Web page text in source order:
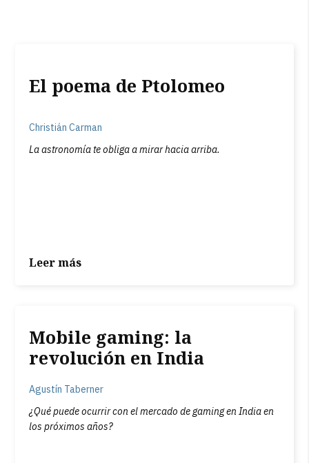
El poema de Ptolomeo
Christián Carman
La astronomía te obliga a mirar hacia arriba.
Leer más
Mobile gaming: la
revolución en India
Agustín Taberner
¿Qué puede ocurrir con el mercado de gaming en India en
los próximos años?